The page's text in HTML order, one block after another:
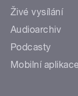
Živé vysílání
Audioarchiv
Podcasty
Mobilní aplikace